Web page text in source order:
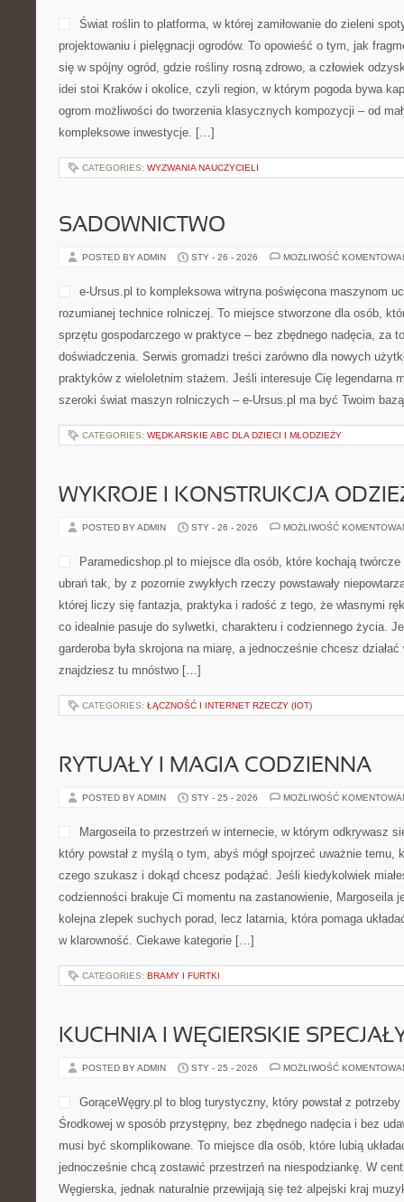
Świat roślin to platforma, w której zamiłowanie do zieleni
projektowaniu i pielęgnacji ogrodów. To opowieść o tym, jak
się w spójny ogród, gdzie rośliny rosną zdrowo, a człowiek
idei stoi Kraków i okolice, czyli region, w którym pogoda bywa
ogrom możliwości do tworzenia klasycznych kompozycji – od
kompleksowe inwestycje. […]
CATEGORIES: WYZWANIA NAUCZYCIELI
SADOWNICTWO
POSTED BY ADMIN STY - 26 - 2026 MOŻLIWOŚĆ
e-Ursus.pl to kompleksowa witryna poświęcona maszynom
rozumianej technice rolniczej. To miejsce stworzone dla osób,
sprzętu gospodarczego w praktyce – bez zbędnego nadęcia, za
doświadczenia. Serwis gromadzi treści zarówno dla nowych
praktyków z wieloletnim stażem. Jeśli interesuje Cię legendarna
szeroki świat maszyn rolniczych – e-Ursus.pl ma być Twoim
CATEGORIES: WĘDKARSKIE ABC DLA DZIECI I MŁODZIEŻY
WYKROJE I KONSTRUKCJA
POSTED BY ADMIN STY - 26 - 2026 MOŻLIWOŚĆ
Paramedicshop.pl to miejsce dla osób, które kochają
ubrań tak, by z pozornie zwykłych rzeczy powstawały
której liczy się fantazja, praktyka i radość z tego, że własnymi
co idealnie pasuje do sylwetki, charakteru i codziennego życia.
garderoba była skrojona na miarę, a jednocześnie chcesz
znajdziesz tu mnóstwo […]
CATEGORIES: ŁĄCZNOŚĆ I INTERNET RZECZY (IOT)
RYTUAŁY I MAGIA CODZIENNA
POSTED BY ADMIN STY - 25 - 2026 MOŻLIWOŚĆ
Margoseila to przestrzeń w internecie, w którym odkrywasz
który powstał z myślą o tym, abyś mógł spojrzeć uważnie
czego szukasz i dokąd chcesz podążać. Jeśli kiedykolwiek
codzienności brakuje Ci momentu na zastanowienie, Margoseila
kolejna zlepek suchych porad, lecz latarnia, która pomaga
w klarowność. Ciekawe kategorie […]
CATEGORIES: BRAMY I FURTKI
KUCHNIA I WĘGIERSKIE
POSTED BY ADMIN STY - 25 - 2026 MOŻLIWOŚĆ
GorąceWęgry.pl to blog turystyczny, który powstał z
Środkowej w sposób przystępny, bez zbędnego nadęcia i bez
musi być skomplikowane. To miejsce dla osób, które lubią
jednocześnie chcą zostawić przestrzeń na niespodziankę. W
Węgierska, jednak naturalnie przewijają się też alpejski kraj